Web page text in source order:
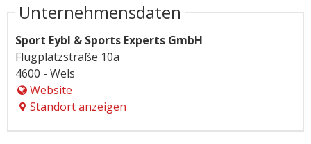
Unternehmensdaten
Sport Eybl & Sports Experts GmbH
Flugplatzstraße 10a
4600 - Wels
Website
Standort anzeigen